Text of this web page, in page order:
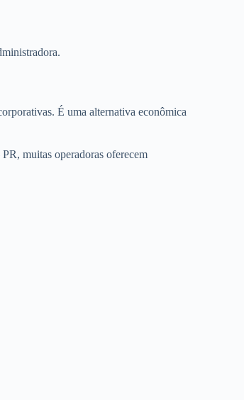
É uma alternativa econômica
muitas operadoras oferecem